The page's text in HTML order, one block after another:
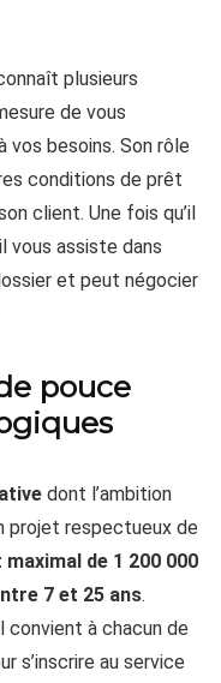
plusieurs
de vous
besoins. Son rôle
conditions de prêt
client. Une fois qu’il
vous assiste dans
et peut négocier
pouce
dont l’ambition
projet respectueux de
de 1 200 000
7 et 25 ans.
à chacun de
s’inscrire au service